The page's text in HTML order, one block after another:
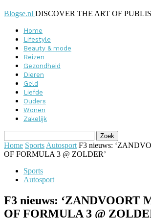
Blogse.nl DISCOVER THE ART OF
Home
Lifestyle
Beauty & mode
Reizen
Gezondheid
Dieren
Geld
Liefde
Ouders
Wonen
Zakelijk
Home Sports Autosport F3 nieuws:
OF FORMULA 3 @ ZOLDER’
Sports
Autosport
F3 nieuws: ‘ZANDVOORT
OF FORMULA 3 @